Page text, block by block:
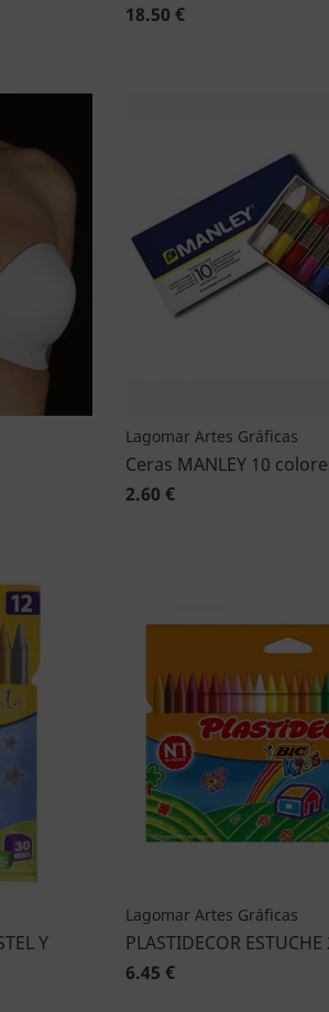
18.50 €
Lagomar Artes Gráficas
Ceras MANLEY 10
2.60 €
Y
Lagomar Artes Gráficas
PLASTIDECOR
6.45 €